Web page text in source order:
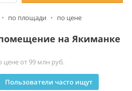
• по площади • по цене
на Якиманке
от 99 млн руб.
Пользователи часто ищут